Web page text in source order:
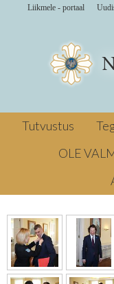
Liikmele - portaal
Anname au!
Tutvustus
OLE